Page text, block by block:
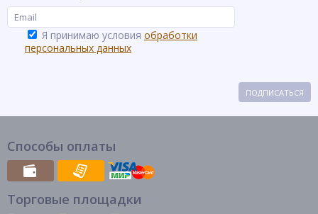
Я принимаю условия обработки
персональных данных
ПОДПИСАТЬСЯ
Способы оплаты
Торговые площадки